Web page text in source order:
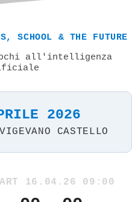
SCHOOL & THE FUTURE
all'intelligenza
2026
CASTELLO
16.04.26 09:00